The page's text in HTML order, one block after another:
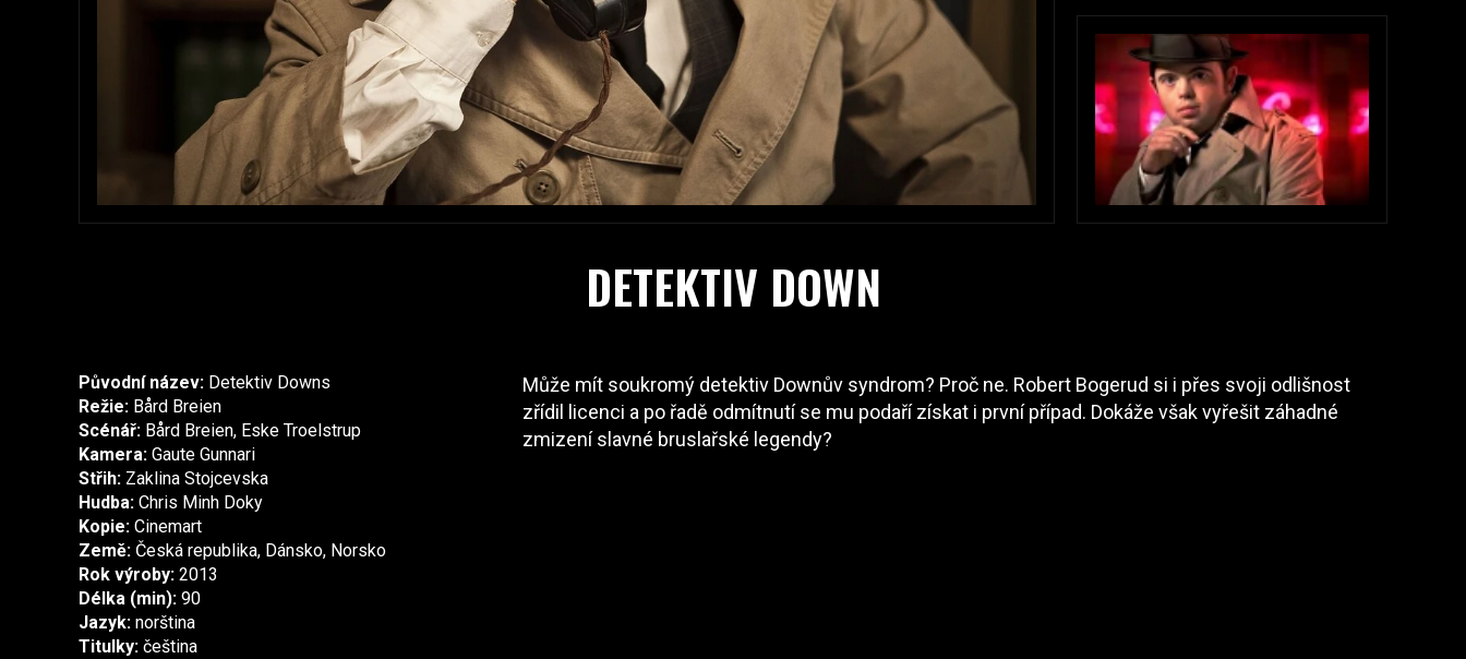
DETEKTIV DOWN
Původní název: Detektiv Downs
Režie: Bård Breien
Scénář: Bård Breien, Eske Troelstrup
Kamera: Gaute Gunnari
Střih: Zaklina Stojcevska
Hudba: Chris Minh Doky
Kopie: Cinemart
Země: Česká republika, Dánsko, Norsko
Rok výroby: 2013
Délka (min): 90
Jazyk: norština
Titulky: čeština
Může mít soukromý detektiv Downův syndrom? Proč ne. Robert Bogerud si i přes svoji odlišnost
zřídil licenci a po řadě odmítnutí se mu podaří získat i první případ. Dokáže však vyřešit záhadné
zmizení slavné bruslařské legendy?